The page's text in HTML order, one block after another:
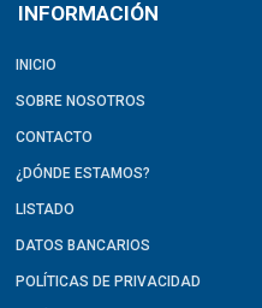
INFORMACIÓN
INICIO
SOBRE NOSOTROS
CONTACTO
¿DÓNDE ESTAMOS?
LISTADO
DATOS BANCARIOS
POLÍTICAS DE PRIVACIDAD